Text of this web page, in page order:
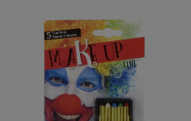
options
peuvent
être
choisies
sur
la